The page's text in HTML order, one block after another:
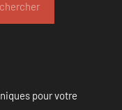
pour votre